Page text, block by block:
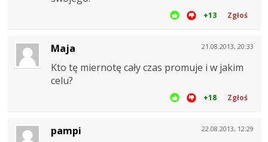
+13 Zgłoś
21.08.2013, 20:33
Maja
Kto tę miernotę cały czas promuje i w jakim
celu?
+18 Zgłoś
22.08.2013, 12:29
pampi